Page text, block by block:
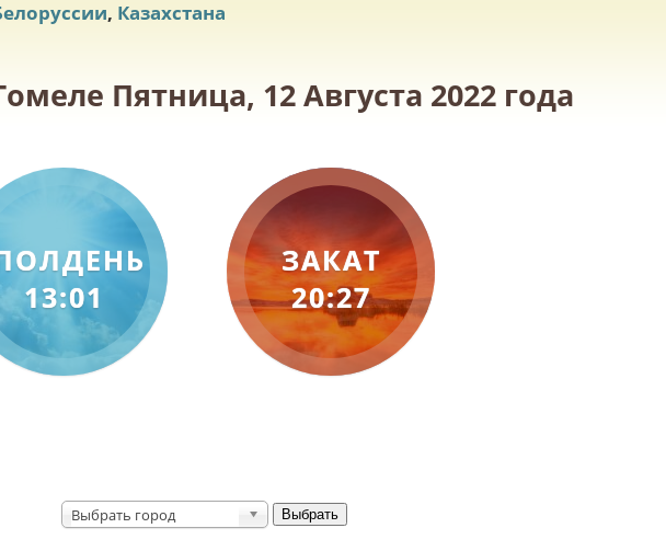
, Казахстана
Пятница, 12 Августа 2022 года
13:01
ЗАКАТ
20:27
Выбрать город